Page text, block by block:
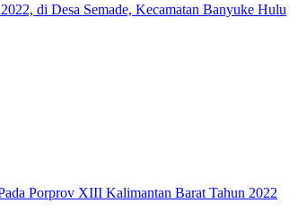
di Desa Semade, Kecamatan Banyuke Hulu
Porprov XIII Kalimantan Barat Tahun 2022